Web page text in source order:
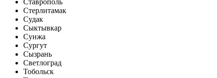
Ставрополь
Стерлитамак
Судак
Сыктывкар
Сунжа
Сургут
Сызрань
Светлоград
Тобольск